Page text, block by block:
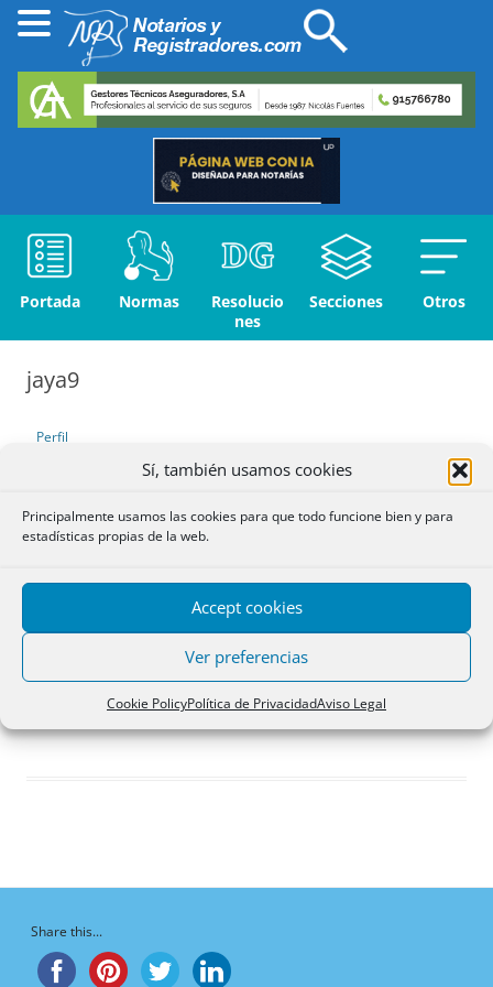
Sí, también usamos cookies
Principalmente usamos las cookies para que todo funcione bien y para
estadísticas propias de la web.
Accept cookies
Ver preferencias
Cookie PolicyPolítica de PrivacidadAviso Legal
Portada Normas
Resolucio
nes
Secciones Otros
jaya9
Perfil
Debates iniciados
Respuestas creadas
Participaciones
Favoritos
Debates en los que
participa
¡Vaya, no hay debates aquí!
Share this...